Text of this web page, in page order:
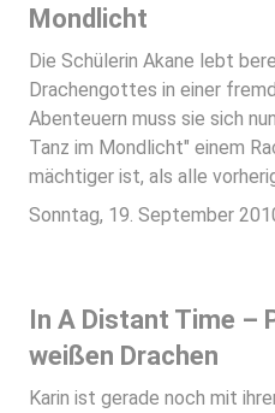
Mondlicht
Die Schülerin Akane lebt
Drachengottes in einer
Abenteuern muss sie sich
Tanz im Mondlicht" einem
mächtiger ist, als alle
Sonntag, 19. September
In A Distant Time –
weißen Drachen
Karin ist gerade noch mit